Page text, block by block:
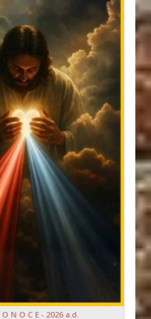
O N O C E - 2026 a.d.